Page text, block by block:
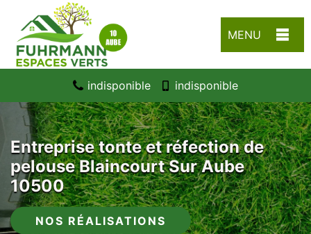
MENU
indisponible indisponible
Entreprise tonte et réfection de
pelouse Blaincourt Sur Aube
10500
NOS RÉALISATIONS